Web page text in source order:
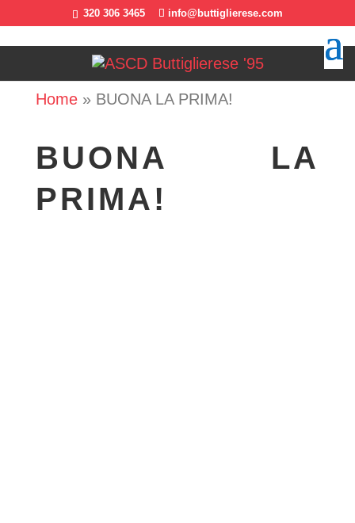
320 306 3465 info@buttiglierese.com
Home» BUONA LA PRIMA!
BUONA LA
PRIMA!